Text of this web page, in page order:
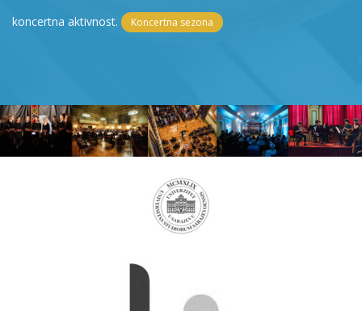
koncertna aktivnost.
Koncertna sezona